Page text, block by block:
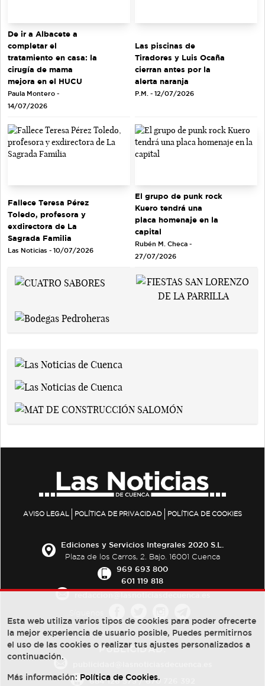
De ir a Albacete a
completar el
tratamiento en casa: la
cirugía de mama
mejora en el HUCU
Paula Montero -
14/07/2026
Las piscinas de
Tiradores y Luis Ocaña
cierran antes por la
alerta naranja
P.M. - 12/07/2026
Fallece Teresa Pérez
Toledo, profesora y
exdirectora de La
Sagrada Familia
Las Noticias - 10/07/2026
El grupo de punk rock
Kuero tendrá una
placa homenaje en la
capital
Rubén M. Checa -
27/07/2026
AVISO LEGAL POLÍTICA DE PRIVACIDAD POLÍTICA DE COOKIES
Ediciones y Servicios Integrales 2020 S.L.
Plaza de los Carros, 2. Bajo. 16001 Cuenca
969 693 800
601 119 818
PUBLICIDAD:
684 126 573/670 726 392
Esta web utiliza varios tipos de cookies para poder ofrecerte
la mejor experiencia de usuario posible, Puedes permitirnos
el uso de las cookies o realizar tus ajustes personalizados a
continuación.
Más información: Política de Cookies.